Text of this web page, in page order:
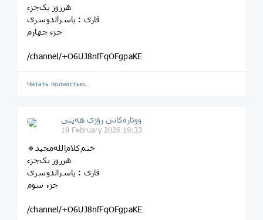
هرروز یک‌جزء
قاری‌ : یاسرالدوسری
جزء‌ چهارم
/channel/+O6UJ8nfFqOFgpaKE
Читать полностью…
ووتارەکانی رۆژی ھەینی
19 February 2026 19:33
هرروز یک‌جزء
قاری‌ : یاسرالدوسری
جزء‌ سوم
/channel/+O6UJ8nfFqOFgpaKE